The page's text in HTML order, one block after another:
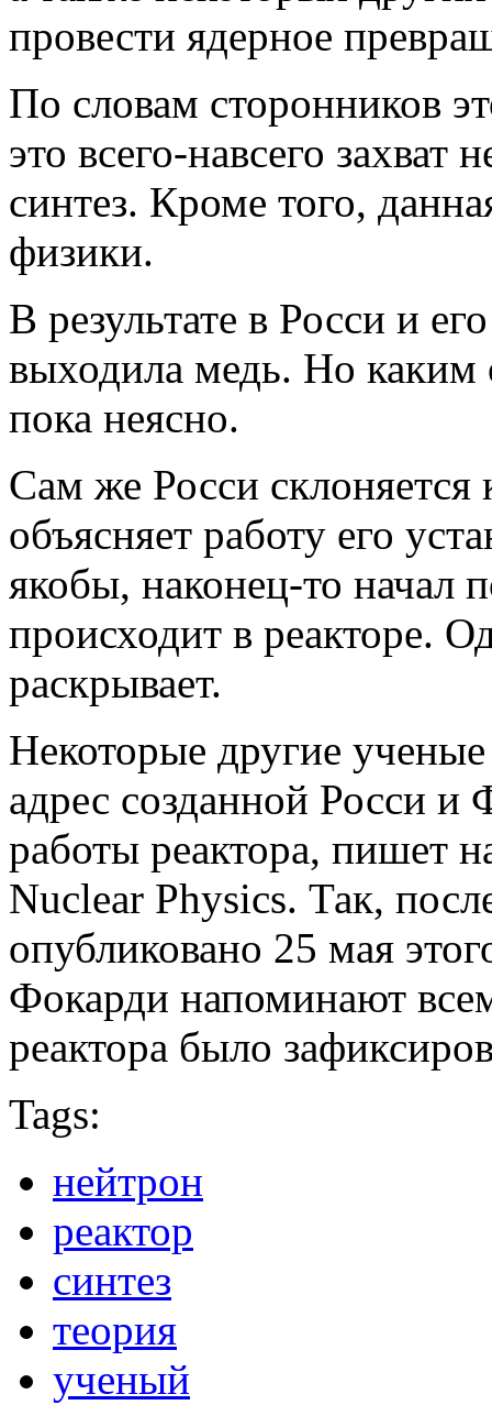
провести ядерное
По словам сторонников
это всего-навсего захват
синтез. Кроме того,
физики.
В результате в Росси и
выходила медь. Но каким
пока неясно.
Сам же Росси склоняется
объясняет работу его
якобы, наконец-то начал
происходит в реакторе.
раскрывает.
Некоторые другие
адрес созданной Росси
работы реактора, пишет
Nuclear Physics. Так,
опубликовано 25 мая
Фокарди напоминают
реактора было
Tags:
нейтрон
реактор
синтез
теория
ученый